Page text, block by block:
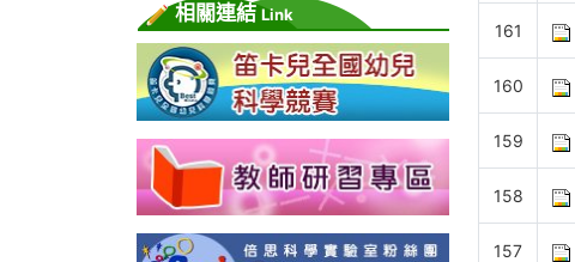
161
160
159
158
157
相關連結Link